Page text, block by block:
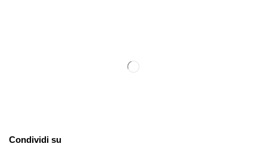
Condividi su